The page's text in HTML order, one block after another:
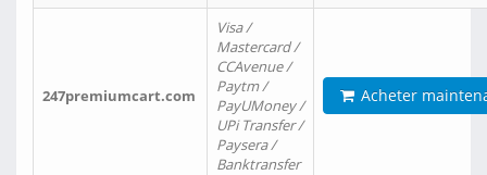
247premiumcart.com
Visa /
Mastercard /
CCAvenue /
Paytm /
PayUMoney /
UPi Transfer /
Paysera /
Banktransfer
Acheter